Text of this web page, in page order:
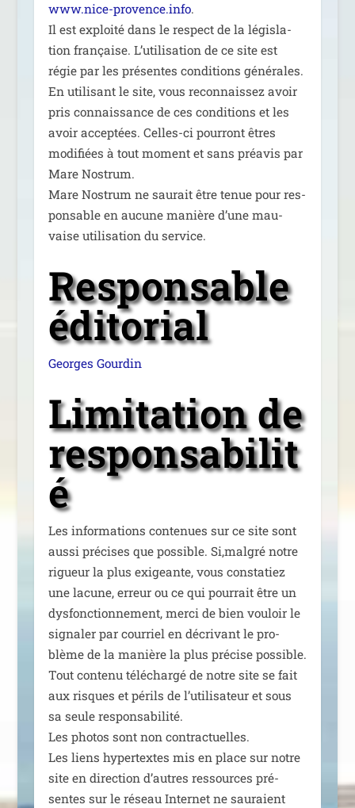
www.nice-provence.info.
Il est exploi­té dans le res­pect de la légis­la­
tion fran­çaise. L’utilisation de ce site est
régie par les pré­sentes condi­tions géné­rales.
En uti­li­sant le site, vous recon­nais­sez avoir
pris connais­sance de ces condi­tions et les
avoir accep­tées. Celles-ci pour­ront êtres
modi­fiées à tout moment et sans pré­avis par
Mare Nostrum.
Mare Nostrum ne sau­rait être tenue pour res­
pon­sable en aucune manière d’une mau­
vaise uti­li­sa­tion du service.
Responsable
éditorial
Georges Gourdin
Limitation de
responsabilit
é
Les infor­ma­tions conte­nues sur ce site sont
aus­si pré­cises que pos­sible. Si,malgré notre
rigueur la plus exi­geante, vous consta­tiez
une lacune, erreur ou ce qui pour­rait être un
dys­fonc­tion­ne­ment, mer­ci de bien vou­loir le
signa­ler par cour­riel en décri­vant le pro­
blème de la manière la plus pré­cise pos­sible.
Tout conte­nu télé­char­gé de notre site se fait
aux risques et périls de l’u­ti­li­sa­teur et sous
sa seule res­pon­sa­bi­li­té.
Les pho­tos sont non contrac­tuelles.
Les liens hyper­textes mis en place sur notre
site en direc­tion d’autres res­sources pré­
sentes sur le réseau Internet ne sau­raient